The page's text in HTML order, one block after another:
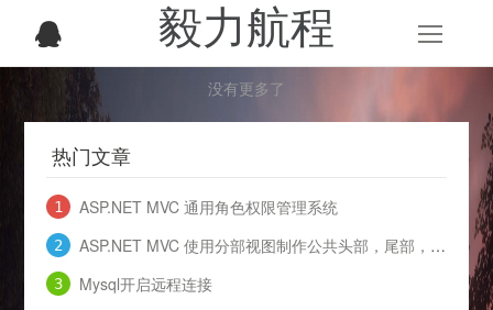
毅力航程
没有更多了
热门文章
ASP.NET MVC 通用角色权限管理系统
ASP.NET MVC 使用分部视图制作公共头部，尾部，并通过ViewBag传值
Mysql开启远程连接